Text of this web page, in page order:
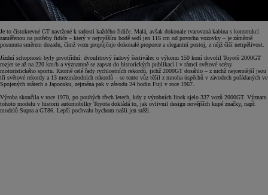
Je to čistokrevné GT navržené k radosti každého řidiče. Malá, avšak dokonale tvarovaná kabina s konstrukcí
zaměřenou na potřeby řidiče – který v nejvyšším bodě sedí jen 116 cm od povrchu vozovky – je záměrně
posunuta směrem dozadu, čímž vozu propůjčuje dokonalé proporce a elegantní postoj, z nějž čiší netrpělivost.
Jízdní schopnosti byly prvotřídní: dvoulitrový řadový šestiválec o výkonu 150 koní dovolil Toyotě 2000GT
rozjet se až na 220 km/h a významně se zapsat do historických publikací i v rámci světové scény
motoristického sportu. Kromě celé řady rychlostních rekordů, jichž 2000GT dosáhlo – z nichž nejcennější jsou
tři světové rekordy a 13 mezinárodních rekordů – se tento vůz těšil z mnoha úspěchů v závodech pořádaných ve
Spojených státech a Japonsku, zejména pak v závodu 24 hodin Fuji v roce 1967.
Výroba skončila v roce 1970, po pouhých třech letech, kdy z výrobních linek sjelo 337 vozů 2000GT. Význam
tohoto modelu v historii automobilky Toyota dokládá to, jak ovlivnil design novějších kupé značky, např.
modelů Supra a GT86. Lepší pochvalu bychom našli jen stěží.